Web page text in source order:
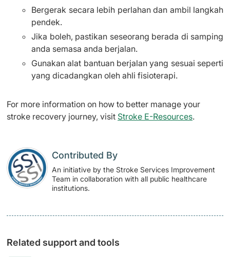
Bergerak secara lebih perlahan dan ambil langkah
pendek.
Jika boleh, pastikan seseorang berada di samping
anda semasa anda berjalan.
Gunakan alat bantuan berjalan yang sesuai seperti
yang dicadangkan oleh ahli fisioterapi.
For more information on how to better manage your
stroke recovery journey, visit Stroke E-Resources.
Contributed By
An initiative by the Stroke Services Improvement
Team in collaboration with all public healthcare
institutions.
Related support and tools